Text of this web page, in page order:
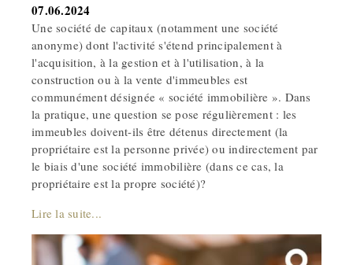
07.06.2024
Une société de capitaux (notamment une société
anonyme) dont l'activité s'étend principalement à
l'acquisition, à la gestion et à l'utilisation, à la
construction ou à la vente d'immeubles est
communément désignée « société immobilière ». Dans
la pratique, une question se pose régulièrement : les
immeubles doivent-ils être détenus directement (la
propriétaire est la personne privée) ou indirectement par
le biais d'une société immobilière (dans ce cas, la
propriétaire est la propre société)?
Lire la suite...